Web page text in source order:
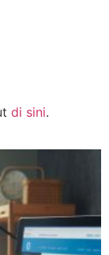
di sini.